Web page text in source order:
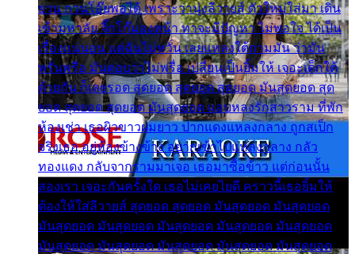
ยวน กวนโอ๊ยพอได้ เพราะว่านุ่งลีวายส์ ตัวใหม่ใส่มา เดิน
เข้ามหาลัย จิ๊กโก๊มองหน้า ท่าจะมีปัญหา ไม่พอใจ ได้เป็น
เรื่องแน่นอน แต่ฉันไม่หวั่น เลยแหลงใต้ถามมัน ว่ามัน
พรั่นพรือ มันตอบว่าไม่พรื่อ เปลี่ยนเป็นยิ้มให้ เจอะเด็กใต้
ด้วยกัน ก็เลยรอด สุดยอด สุดยอด สุดยอด มันสุดยอด สุด
ยอด สุดยอด สุดยอด มันสุดยอด แอบหลงรักสาวราม ที่พัก
ห้องเช่า เธอผิวขาวผมยาว ปากแดงแหลงกลาง ถูกสเป็ก
จริงเธอ อยู่ห้องข้างข้าง อยากเข้าไปแหลงกลาง กลัว
ทองแดง กลับจากรามมาเจอ เธอมาซื้อข้าว แต่ก่อนนั้น
สองเรา เจอะกันครั้งใด เธอไม่เคยไยดี คราวนี้เธอยิ้มให้
ต้องให้ใส่ลีวายส์ สุดยอด สุดยอด มันสุดยอด มันสุดยอด
มันสุดยอด มันสุดยอด มันสุดยอด มันสุดยอด มันสุดยอด
มันสุดยอด มันสุดยอด มันสุดยอด มันสุดยอด มันสุดยอด